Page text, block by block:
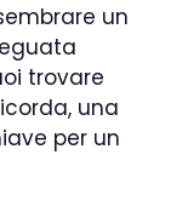
un
trovare
una
per un